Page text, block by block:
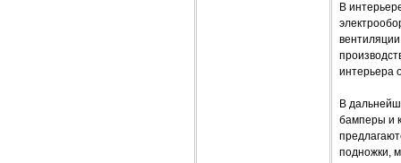
В
интерьера
В
бамперы и
подножки,